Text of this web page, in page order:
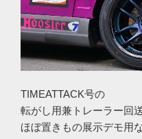
TIMEATTACK号の
転がし用兼トレーラー回
ほぼ置きもの展示デモ用